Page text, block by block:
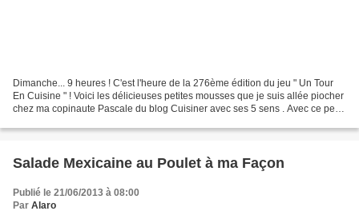
Dimanche... 9 heures ! C'est l'heure de la 276ème édition du jeu " Un Tour
En Cuisine " ! Voici les délicieuses petites mousses que je suis allée piocher
chez ma copinaute Pascale du blog Cuisiner avec ses 5 sens . Avec ce petit
Salade Mexicaine au Poulet à ma Façon
Publié le 21/06/2013 à 08:00
Par Alaro